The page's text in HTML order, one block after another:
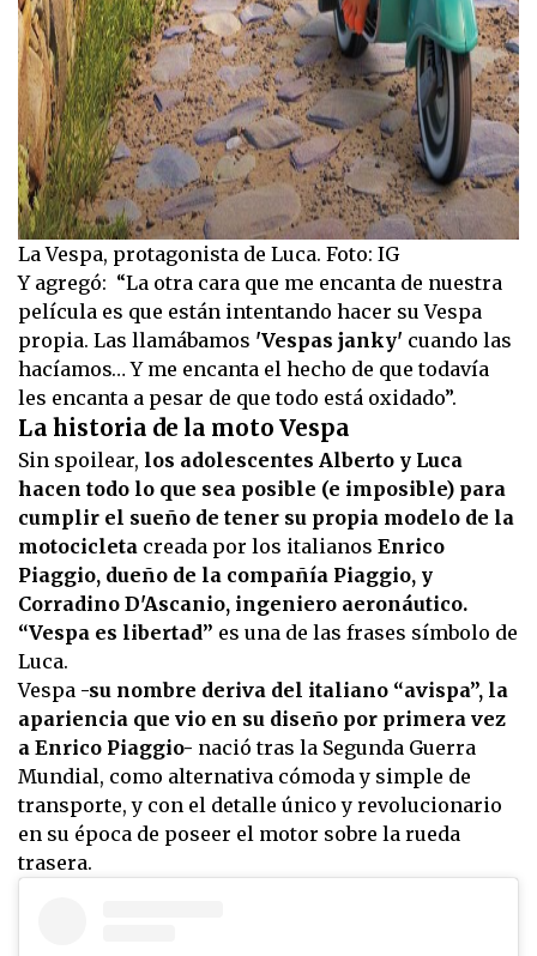
La Vespa, protagonista de Luca. Foto: IG
Y agregó: “La otra cara que me encanta de nuestra
película es que están intentando hacer su Vespa
propia. Las llamábamos 'Vespas janky' cuando las
hacíamos… Y me encanta el hecho de que todavía
les encanta a pesar de que todo está oxidado”.
La historia de la moto Vespa
Sin spoilear, los adolescentes Alberto y Luca
hacen todo lo que sea posible (e imposible) para
cumplir el sueño de tener su propia modelo de la
motocicleta creada por los italianos Enrico
Piaggio, dueño de la compañía Piaggio, y
Corradino D'Ascanio, ingeniero aeronáutico.
“Vespa es libertad” es una de las frases símbolo de
Luca.
Vespa -su nombre deriva del italiano “avispa”, la
apariencia que vio en su diseño por primera vez
a Enrico Piaggio- nació tras la Segunda Guerra
Mundial, como alternativa cómoda y simple de
transporte, y con el detalle único y revolucionario
en su época de poseer el motor sobre la rueda
trasera.